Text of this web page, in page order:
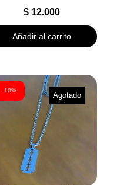
$12.000
Añadir al carrito
- 10%
Agotado